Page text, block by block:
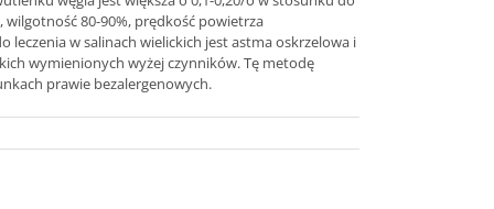
80-90%, prędkość powietrza
leczenia w salinach wielickich jest astma oskrzelowa i
wymienionych wyżej czynników. Tę metodę
prawie bezalergenowych.